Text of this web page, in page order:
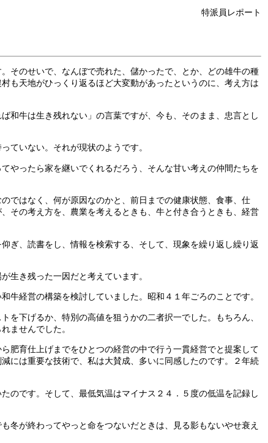
特派員レポート
そのせいで、なんぼで売れた、儲かったで、とか、どの雄牛の種
も天地がひっくり返るほど大変動があったというのに、考え方は
和牛は生き残れない」の言葉ですが、今も、そのまま、忠言とし
ていない。それが現状のようです。
やったら家を継いでくれるだろう、そんな甘い考えの仲間たちを
ではなく、何が原因なのかと、前日までの健康状態、食事、仕
その考え方を、農業を考えるときも、牛と付き合うときも、経営
ぎ、読書をし、情報を検索する、そして、現象を繰り返し繰り返
生き残った一因だと考えています。
経営の構築を検討していました。昭和４１年ごろのことです。
下げるか、特別の高値を狙うかの二者択一でした。もちろん、
ませんでした。
肥育仕上げまでをひとつの経営の中で行う一貫経営でと提案して
には重要な技術で、私は大賛成、多いに同感したのです。２年続
のです。そして、最低気温はマイナス２４．５度の低温を記録し
冬が終わってやっと命をつないだときは、見る影もないやせ衰え